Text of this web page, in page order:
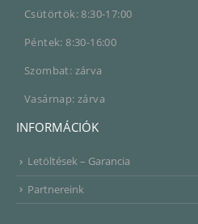
Csütörtök: 8:30-17:00
Péntek: 8:30-16:00
Szombat: zárva
Vasárnap: zárva
INFORMÁCIÓK
Letöltések – Garancia
Partnereink